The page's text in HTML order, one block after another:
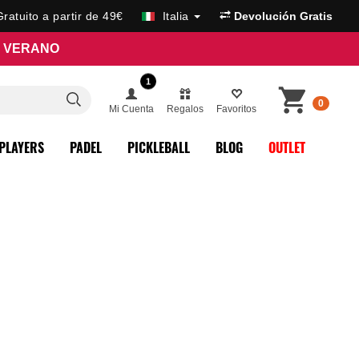
a partir de 49€ Italia Devolución Gratis
1
Mi Cuenta Regalos Favoritos 0
PADEL PICKLEBALL BLOG OUTLET